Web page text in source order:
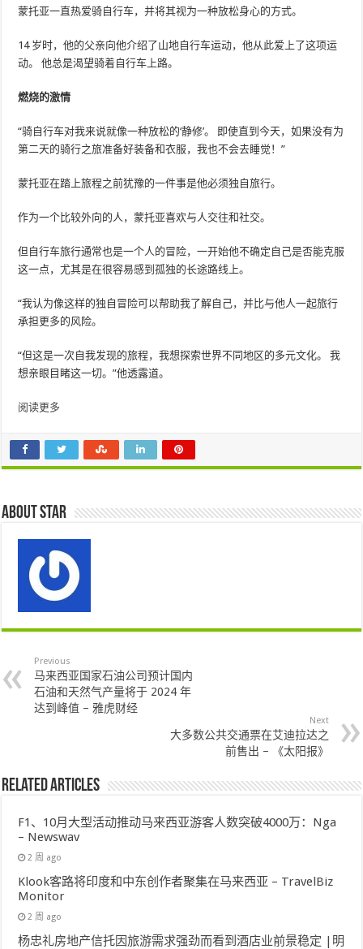
蒙托亚一直热爱骑自行车，并将其视为一种放松身心的方式。
14 岁时，他的父亲向他介绍了山地自行车运动，他从此爱上了这项运
动。 他总是渴望骑着自行车上路。
燃烧的激情
“骑自行车对我来说就像一种放松的‘静修’。 即使直到今天，如果没有为
第二天的骑行之旅准备好装备和衣服，我也不会去睡觉！”
蒙托亚在踏上旅程之前犹豫的一件事是他必须独自旅行。
作为一个比较外向的人，蒙托亚喜欢与人交往和社交。
但自行车旅行通常也是一个人的冒险，一开始他不确定自己是否能克服
这一点，尤其是在很容易感到孤独的长途路线上。
“我认为像这样的独自冒险可以帮助我了解自己，并比与他人一起旅行
承担更多的风险。
“但这是一次自我发现的旅程，我想探索世界不同地区的多元文化。 我
想亲眼目睹这一切。”他透露道。
阅读更多
About star
Previous
马来西亚国家石油公司预计国内
石油和天然气产量将于 2024 年
达到峰值 – 雅虎财经
Next
大多数公共交通票在艾迪拉达之
前售出 – 《太阳报》
Related Articles
F1、10月大型活动推动马来西亚游客人数突破4000万：Nga
– Newswav
2 周 ago
Klook客路将印度和中东创作者聚集在马来西亚 – TravelBiz
Monitor
2 周 ago
杨忠礼房地产信托因旅游需求强劲而看到酒店业前景稳定 |明